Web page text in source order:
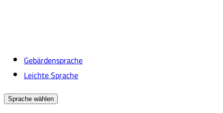
Gebärdensprache
Leichte Sprache
Sprache wählen